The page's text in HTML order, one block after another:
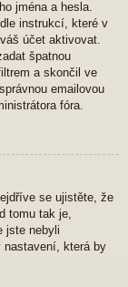
jména a hesla.
instrukcí, které v
účet aktivovat.
špatnou
a skončil ve
emailovou
fóra.
se ujistěte, že
tomu tak je,
jste nebyli
nastavení, která by